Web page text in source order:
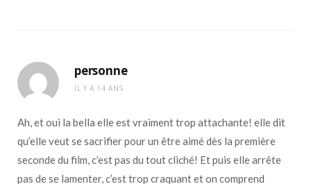
personne
IL Y A 14 ANS
Ah, et oui la bella elle est vraiment trop attachante! elle dit
qu’elle veut se sacrifier pour un être aimé dès la première
seconde du film, c’est pas du tout cliché! Et puis elle arrête
pas de se lamenter, c’est trop craquant et on comprend